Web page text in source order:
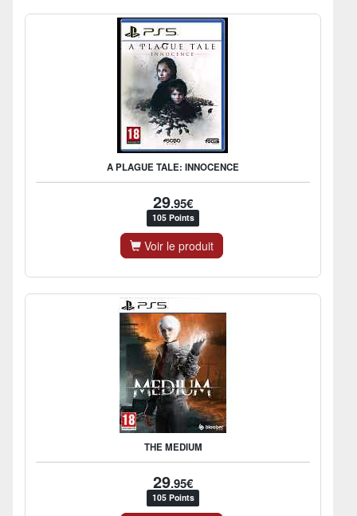
A PLAGUE TALE: INNOCENCE
29.95€
105 Points
Voir le produit
THE MEDIUM
29.95€
105 Points